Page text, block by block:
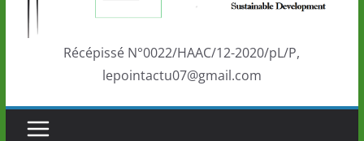
éducation et de l’ambition de
Récépissé N°0022/HAAC/12-2020/pL/P,
lepointactu07@gmail.com